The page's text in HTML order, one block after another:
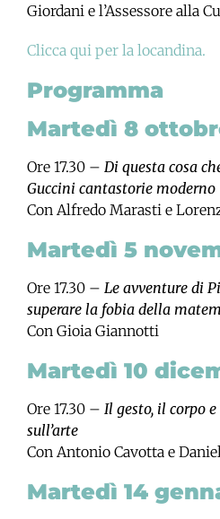
Giordani e l’Assessore alla
Clicca qui per la locandina.
Programma
Martedì 8
Ore 17.30 – Di questa cosa
Guccini cantastorie moderno
Con Alfredo Marasti e
Martedì 5
Ore 17.30 – Le avventure di
superare la fobia della
Con Gioia Giannotti
Martedì 10
Ore 17.30 – Il gesto, il corpo
sull’arte
Con Antonio Cavotta e
Martedì 14